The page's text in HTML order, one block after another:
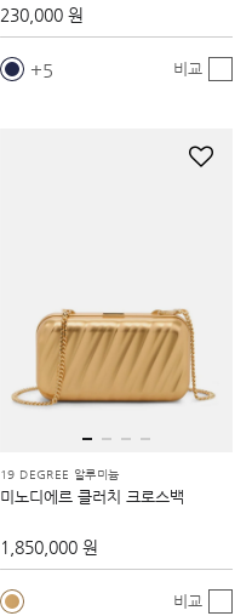
230,000 원
5 비교
19 DEGREE 알루미늄
미노디에르 클러치 크로스백
1,850,000 원
비교